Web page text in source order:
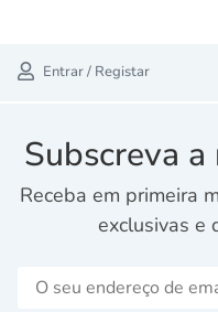
Entrar / Registar
Subscreva
Receba em primeira
exclusivas e